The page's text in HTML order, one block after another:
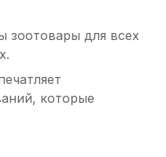
зоотовары для всех
которые